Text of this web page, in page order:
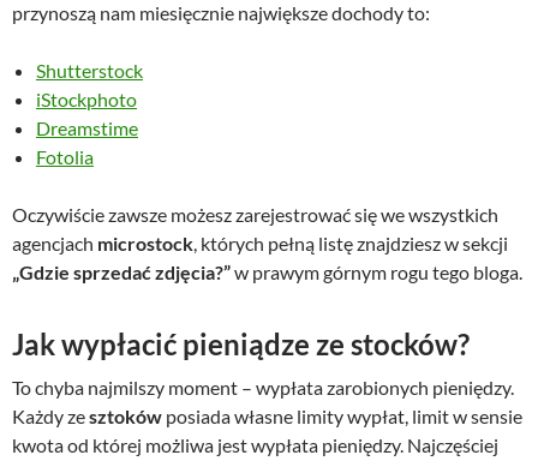
przynoszą nam miesięcznie największe dochody to:
Shutterstock
iStockphoto
Dreamstime
Fotolia
Oczywiście zawsze możesz zarejestrować się we wszystkich
agencjach microstock, których pełną listę znajdziesz w sekcji
„Gdzie sprzedać zdjęcia?”w prawym górnym rogu tego bloga.
Jak wypłacić pieniądze ze stocków?
To chyba najmilszy moment – wypłata zarobionych pieniędzy.
Każdy zesztoków posiada własne limity wypłat, limit w sensie
kwota od której możliwa jest wypłata pieniędzy. Najczęściej